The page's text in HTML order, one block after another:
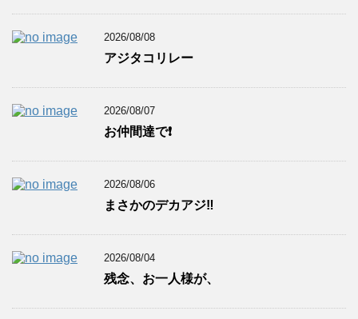
2026/08/08
アジタコリレー
2026/08/07
お仲間達で❗️
2026/08/06
まさかのデカアジ‼️
2026/08/04
残念、お一人様が、